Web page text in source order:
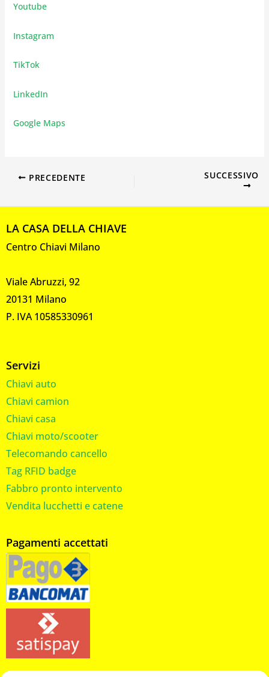
Youtube
Instagram
TikTok
LinkedIn
Google Maps
PRECEDENTE SUCCESSIVO
LA CASA DELLA CHIAVE
Centro Chiavi Milano
Viale Abruzzi, 92
20131 Milano
P. IVA 10585330961
Servizi
Chiavi auto
Chiavi camion
Chiavi casa
Chiavi moto/scooter
Telecomando cancello
Tag RFID badge
Fabbro pronto intervento
Vendita lucchetti e catene
Pagamenti accettati